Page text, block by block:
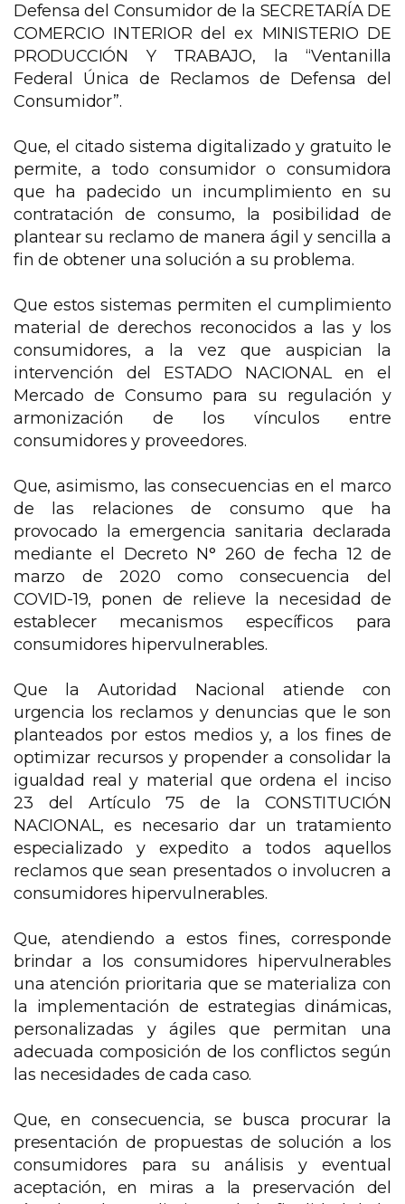
Defensa del Consumidor de la SECRETARÍA DE
COMERCIO INTERIOR del ex MINISTERIO DE
PRODUCCIÓN Y TRABAJO, la “Ventanilla
Federal Única de Reclamos de Defensa del
Consumidor”.
Que, el citado sistema digitalizado y gratuito le
permite, a todo consumidor o consumidora
que ha padecido un incumplimiento en su
contratación de consumo, la posibilidad de
plantear su reclamo de manera ágil y sencilla a
fin de obtener una solución a su problema.
Que estos sistemas permiten el cumplimiento
material de derechos reconocidos a las y los
consumidores, a la vez que auspician la
intervención del ESTADO NACIONAL en el
Mercado de Consumo para su regulación y
armonización de los vínculos entre
consumidores y proveedores.
Que, asimismo, las consecuencias en el marco
de las relaciones de consumo que ha
provocado la emergencia sanitaria declarada
mediante el Decreto N° 260 de fecha 12 de
marzo de 2020 como consecuencia del
COVID-19, ponen de relieve la necesidad de
establecer mecanismos específicos para
consumidores hipervulnerables.
Que la Autoridad Nacional atiende con
urgencia los reclamos y denuncias que le son
planteados por estos medios y, a los fines de
optimizar recursos y propender a consolidar la
igualdad real y material que ordena el inciso
23 del Artículo 75 de la CONSTITUCIÓN
NACIONAL, es necesario dar un tratamiento
especializado y expedito a todos aquellos
reclamos que sean presentados o involucren a
consumidores hipervulnerables.
Que, atendiendo a estos fines, corresponde
brindar a los consumidores hipervulnerables
una atención prioritaria que se materializa con
la implementación de estrategias dinámicas,
personalizadas y ágiles que permitan una
adecuada composición de los conflictos según
las necesidades de cada caso.
Que, en consecuencia, se busca procurar la
presentación de propuestas de solución a los
consumidores para su análisis y eventual
aceptación, en miras a la preservación del